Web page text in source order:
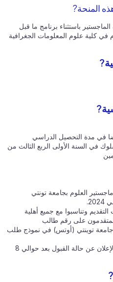
المنحة?
باستثناء برنامج ما قبل
في كلية علوم المعلومات الجغرافية
في مدة التحصيل الدراسي
7 من أصل 10) والسلوك في السنة الأولى الربع الثالث من
العلوم بجامعة تونتي
وتناسبوا مع جميع أهلية
على رقم طالب
توينتي (أوتس) في نموذج طلب
انتظر نتائج القبول ، وعادة ما يتم الإعلان عن حالة القبول بعد حوالي 8